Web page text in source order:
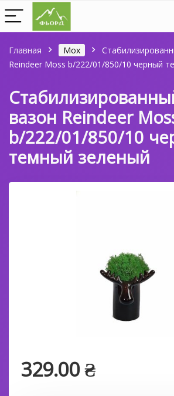
Главная Мох
Reindeer Moss b/222/01/850/10 черный
вазон Reindeer
b/222/01/850/10
темный зеленый
329.00₴